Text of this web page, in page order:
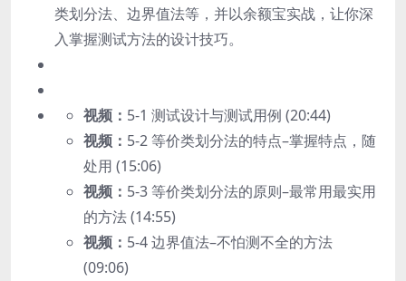
类划分法、边界值法等，并以余额宝实战，让你深
入掌握测试方法的设计技巧。
视频： 5-1 测试设计与测试用例 (20:44)
视频： 5-2 等价类划分法的特点–掌握特点，随
处用 (15:06)
视频： 5-3 等价类划分法的原则–最常用最实用
的方法 (14:55)
视频： 5-4 边界值法–不怕测不全的方法
(09:06)